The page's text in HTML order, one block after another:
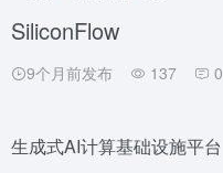
SiliconFlow
9个月前发布 137 0
生成式AI计算基础设施平台